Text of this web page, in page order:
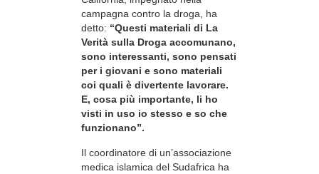
campagna contro la droga, ha
detto: “Questi materiali di La
Verità sulla Droga accomunano,
sono interessanti, sono pensati
per i giovani e sono materiali
coi quali è divertente lavorare.
E, cosa più importante, li ho
visti in uso io stesso e so che
funzionano”.
Il coordinatore di un’associazione
medica islamica del Sudafrica ha